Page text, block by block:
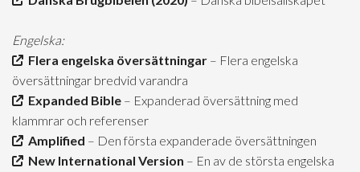
Engelska:
Flera engelska översättningar – Flera engelska
översättningar bredvid varandra
Expanded Bible – Expanderad översättning med
klammrar och referenser
Amplified – Den första expanderade översättningen
New International Version – En av de största engelska